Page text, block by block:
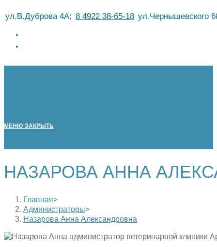
кул.В.Дуброва 4А; 8 4922 38-65-18 ул.Чернышевского
МЕНЮ ЗАКРЫТЬ
НАЗАРОВА АННА
Главная>
Администраторы>
Назарова Анна Александровна